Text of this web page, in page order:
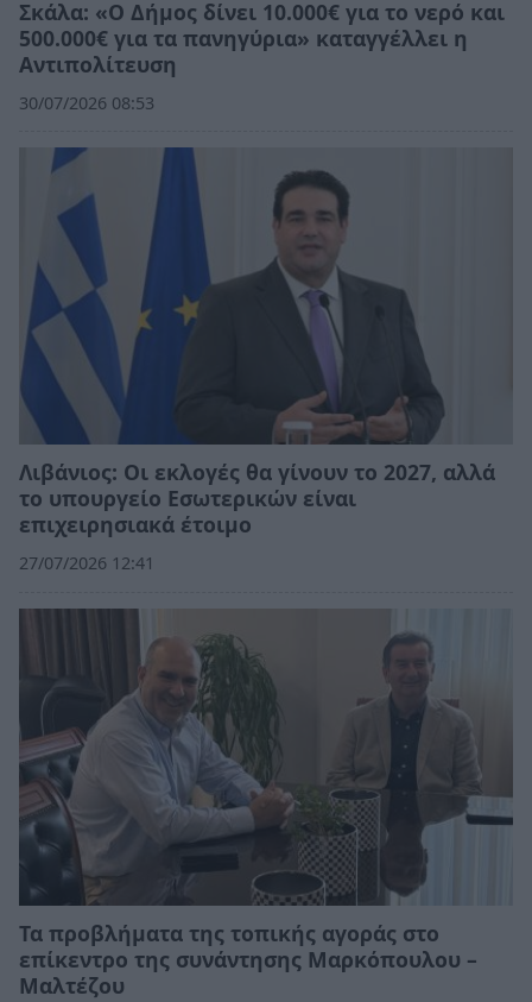
Σκάλα: «Ο Δήμος δίνει 10.000€ για το νερό και
500.000€ για τα πανηγύρια» καταγγέλλει η
Αντιπολίτευση
30/07/2026 08:53
Λιβάνιος: Οι εκλογές θα γίνουν το 2027, αλλά
το υπουργείο Εσωτερικών είναι
επιχειρησιακά έτοιμο
27/07/2026 12:41
Τα προβλήματα της τοπικής αγοράς στο
επίκεντρο της συνάντησης Μαρκόπουλου –
Μαλτέζου